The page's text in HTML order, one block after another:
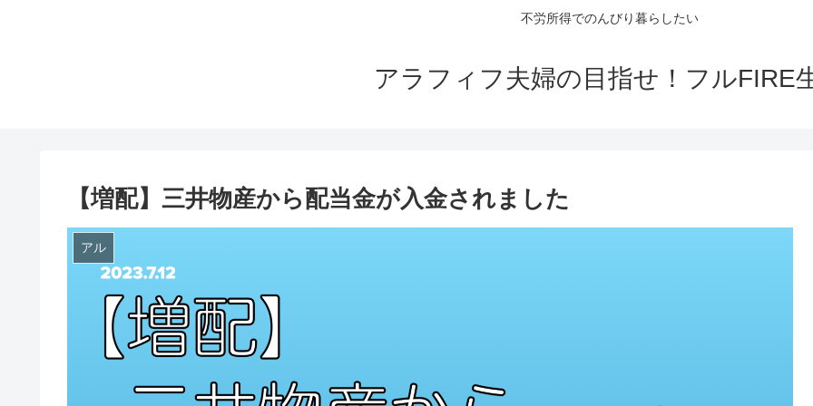
不労所得でのんびり暮らしたい
アラフィフ夫婦の目指せ！フルFIRE
【増配】三井物産から配当金が入金されました
アル